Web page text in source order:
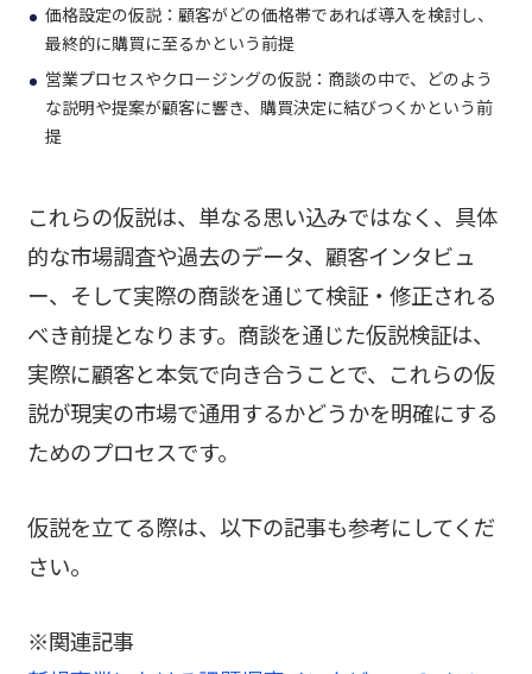
価格設定の仮説：顧客がどの価格帯であれば導入を検討し、
最終的に購買に至るかという前提
営業プロセスやクロージングの仮説：商談の中で、どのよう
な説明や提案が顧客に響き、購買決定に結びつくかという前
提
これらの仮説は、単なる思い込みではなく、具体
的な市場調査や過去のデータ、顧客インタビュ
ー、そして実際の商談を通じて検証・修正される
べき前提となります。商談を通じた仮説検証は、
実際に顧客と本気で向き合うことで、これらの仮
説が現実の市場で通用するかどうかを明確にする
ためのプロセスです。
仮説を立てる際は、以下の記事も参考にしてくだ
さい。
※関連記事